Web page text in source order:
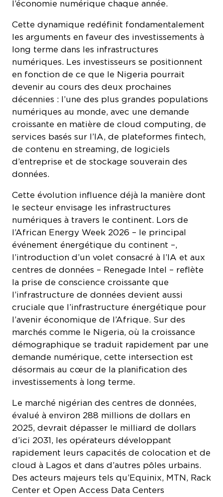
l’économie numérique chaque année.
Cette dynamique redéfinit fondamentalement
les arguments en faveur des investissements à
long terme dans les infrastructures
numériques. Les investisseurs se positionnent
en fonction de ce que le Nigeria pourrait
devenir au cours des deux prochaines
décennies : l’une des plus grandes populations
numériques au monde, avec une demande
croissante en matière de cloud computing, de
services basés sur l’IA, de plateformes fintech,
de contenu en streaming, de logiciels
d’entreprise et de stockage souverain des
données.
Cette évolution influence déjà la manière dont
le secteur envisage les infrastructures
numériques à travers le continent. Lors de
l’African Energy Week 2026 – le principal
événement énergétique du continent –,
l’introduction d’un volet consacré à l’IA et aux
centres de données – Renegade Intel – reflète
la prise de conscience croissante que
l’infrastructure de données devient aussi
cruciale que l’infrastructure énergétique pour
l’avenir économique de l’Afrique. Sur des
marchés comme le Nigeria, où la croissance
démographique se traduit rapidement par une
demande numérique, cette intersection est
désormais au cœur de la planification des
investissements à long terme.
Le marché nigérian des centres de données,
évalué à environ 288 millions de dollars en
2025, devrait dépasser le milliard de dollars
d’ici 2031, les opérateurs développant
rapidement leurs capacités de colocation et de
cloud à Lagos et dans d’autres pôles urbains.
Des acteurs majeurs tels qu’Equinix, MTN, Rack
Center et Open Access Data Centers